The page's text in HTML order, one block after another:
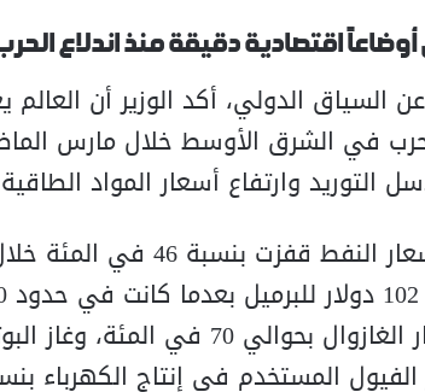
أوضاعاً اقتصادية دقيقة منذ اندلاع
السياق الدولي، أكد الوزير أن
في الشرق الأوسط خلال مارس
التوريد وارتفاع أسعار المواد الطاقية
وأوضح أن أسعار النفط
المستخدم في إنتاج الكهرباء بنسبة 58 في